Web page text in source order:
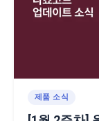
제품 소식